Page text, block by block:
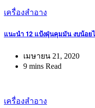
เครื่องสำอาง
แนะนำ 12 แป้งฝุ่นคุมมัน งบน้อย
เมษายน 21, 2020
9 mins Read
เครื่องสำอาง